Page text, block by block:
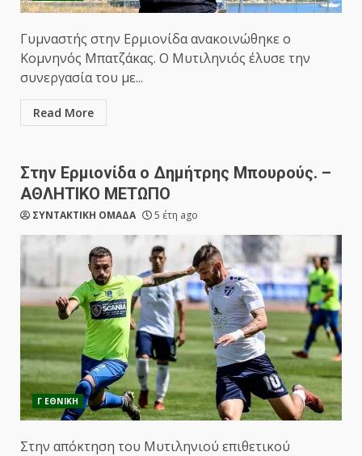
Γυμναστής στην Ερμιονίδα ανακοινώθηκε ο
Κομνηνός Μπατζάκας. Ο Μυτιληνιός έλυσε την
συνεργασία του με...
Read More
Στην Ερμιονίδα ο Δημήτρης Μπουρούς. –
ΑΘΛΗΤΙΚΟ ΜΕΤΩΠΟ
ΣΥΝΤΑΚΤΙΚΗ ΟΜΑΔΑ 5 έτη ago
Γ ΕΘΝΙΚΗ
Στην απόκτηση του Μυτιληνιού επιθετικού